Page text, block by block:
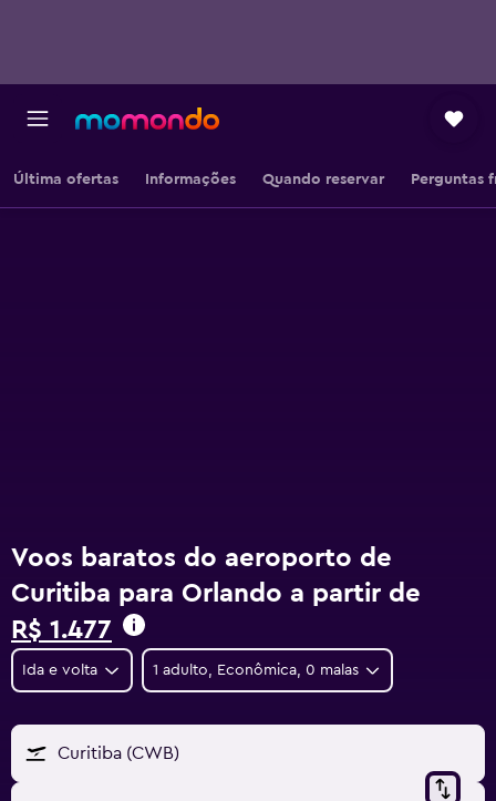
Última ofertas Informações Quando reservar Perguntas
Voos baratos do aeroporto de
Curitiba para Orlando a partir de
R$ 1.477
Ida e volta 1 adulto, Econômica, 0 malas
Curitiba (CWB)